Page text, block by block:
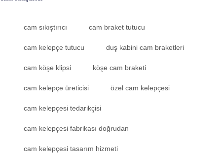
cam sıkıştırıcı cam braket tutucu
cam kelepçe tutucu duş kabini cam braketleri
cam köşe klipsi köşe cam braketi
cam kelepçe üreticisi özel cam kelepçesi
cam kelepçesi tedarikçisi
cam kelepçesi fabrikası doğrudan
cam kelepçesi tasarım hizmeti